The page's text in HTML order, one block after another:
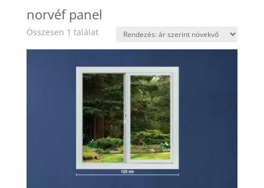
norvéf panel
Összesen 1 találat